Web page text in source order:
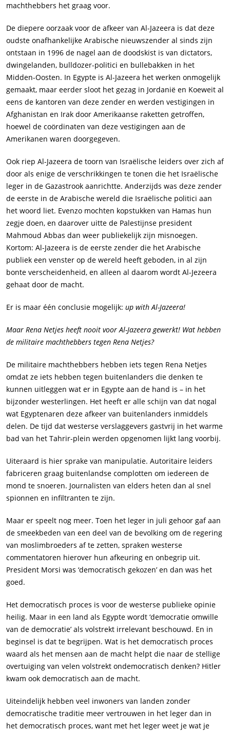
machthebbers het graag voor.
De diepere oorzaak voor de afkeer van Al-Jazeera is dat deze
oudste onafhankelijke Arabische nieuwszender al sinds zijn
ontstaan in 1996 de nagel aan de doodskist is van dictators,
dwingelanden, bulldozer-politici en bullebakken in het
Midden-Oosten. In Egypte is Al-Jazeera het werken onmogelijk
gemaakt, maar eerder sloot het gezag in Jordanië en Koeweit al
eens de kantoren van deze zender en werden vestigingen in
Afghanistan en Irak door Amerikaanse raketten getroffen,
hoewel de coördinaten van deze vestigingen aan de
Amerikanen waren doorgegeven.
Ook riep Al-Jazeera de toorn van Israëlische leiders over zich af
door als enige de verschrikkingen te tonen die het Israëlische
leger in de Gazastrook aanrichtte. Anderzijds was deze zender
de eerste in de Arabische wereld die Israëlische politici aan
het woord liet. Evenzo mochten kopstukken van Hamas hun
zegje doen, en daarover uitte de Palestijnse president
Mahmoud Abbas dan weer publiekelijk zijn misnoegen.
Kortom: Al-Jazeera is de eerste zender die het Arabische
publiek een venster op de wereld heeft geboden, in al zijn
bonte verscheidenheid, en alleen al daarom wordt Al-Jezeera
gehaat door de macht.
Er is maar één conclusie mogelijk: up with Al-Jazeera!
Maar Rena Netjes heeft nooit voor Al-Jazeera gewerkt! Wat hebben
de militaire machthebbers tegen Rena Netjes?
De militaire machthebbers hebben iets tegen Rena Netjes
omdat ze iets hebben tegen buitenlanders die denken te
kunnen uitleggen wat er in Egypte aan de hand is – in het
bijzonder westerlingen. Het heeft er alle schijn van dat nogal
wat Egyptenaren deze afkeer van buitenlanders inmiddels
delen. De tijd dat westerse verslaggevers gastvrij in het warme
bad van het Tahrir-plein werden opgenomen lijkt lang voorbij.
Uiteraard is hier sprake van manipulatie. Autoritaire leiders
fabriceren graag buitenlandse complotten om iedereen de
mond te snoeren. Journalisten van elders heten dan al snel
spionnen en infiltranten te zijn.
Maar er speelt nog meer. Toen het leger in juli gehoor gaf aan
de smeekbeden van een deel van de bevolking om de regering
van moslimbroeders af te zetten, spraken westerse
commentatoren hierover hun afkeuring en onbegrip uit.
President Morsi was ‘democratisch gekozen’ en dan was het
goed.
Het democratisch proces is voor de westerse publieke opinie
heilig. Maar in een land als Egypte wordt ‘democratie omwille
van de democratie’ als volstrekt irrelevant beschouwd. En in
beginsel is dat te begrijpen. Wat is het democratisch proces
waard als het mensen aan de macht helpt die naar de stellige
overtuiging van velen volstrekt ondemocratisch denken? Hitler
kwam ook democratisch aan de macht.
Uiteindelijk hebben veel inwoners van landen zonder
democratische traditie meer vertrouwen in het leger dan in
het democratisch proces, want met het leger weet je wat je